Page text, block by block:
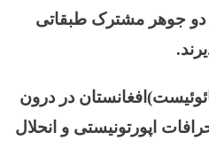
جوهر مشترک طبقاتی
در درون
اپورتونیستی و انحلال